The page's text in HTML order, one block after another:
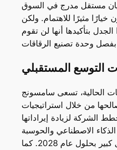
مستقل مدرج في السوق
خيارًا مثيرًا للاهتمام. ولكن
بتأكيدها أنها لن تقوم
التوسع المستقبلي
الحالية، تسعى سامسونج
من خلال استراتيجيات
الشركة لزيادة إيراداتها
الاصطناعي والحوسبة
العالية الأداء بشكل كبير بحلول عام 2028. كما